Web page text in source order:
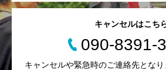
キャンセルはこち
090-8391-
キャンセルや緊急時のご連絡先とな